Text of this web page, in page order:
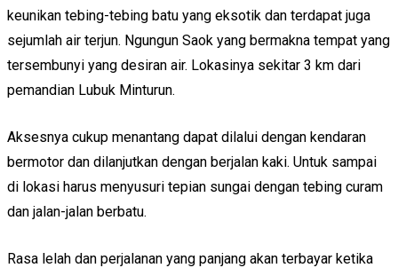
keunikan tebing-tebing batu yang eksotik dan terdapat juga
sejumlah air terjun. Ngungun Saok yang bermakna tempat yang
tersembunyi yang desiran air. Lokasinya sekitar 3 km dari
pemandian Lubuk Minturun.
Aksesnya cukup menantang dapat dilalui dengan kendaran
bermotor dan dilanjutkan dengan berjalan kaki. Untuk sampai
di lokasi harus menyusuri tepian sungai dengan tebing curam
dan jalan-jalan berbatu.
Rasa lelah dan perjalanan yang panjang akan terbayar ketika